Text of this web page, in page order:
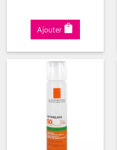
Ajouter